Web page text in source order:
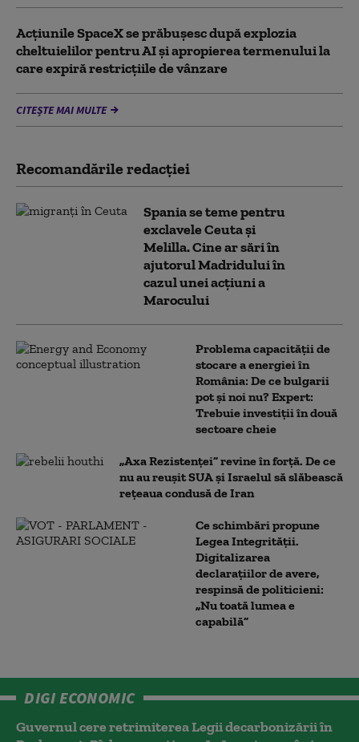
Acţiunile SpaceX se prăbuşesc după explozia
cheltuielilor pentru AI şi apropierea termenului la
care expiră restricţiile de vânzare
CITEȘTE MAI MULTE
Recomandările redacţiei
Spania se teme pentru
exclavele Ceuta și
Melilla. Cine ar sări în
ajutorul Madridului în
cazul unei acțiuni a
Marocului
Problema capacității de
stocare a energiei în
România: De ce bulgarii
pot și noi nu? Expert:
Trebuie investiții în două
sectoare cheie
„Axa Rezistenței” revine în forță. De ce
nu au reușit SUA și Israelul să slăbească
rețeaua condusă de Iran
Ce schimbări propune
Legea Integrității.
Digitalizarea
declarațiilor de avere,
respinsă de politicieni:
„Nu toată lumea e
capabilă”
DIGI ECONOMIC
Guvernul cere retrimiterea Legii decarbonizării în